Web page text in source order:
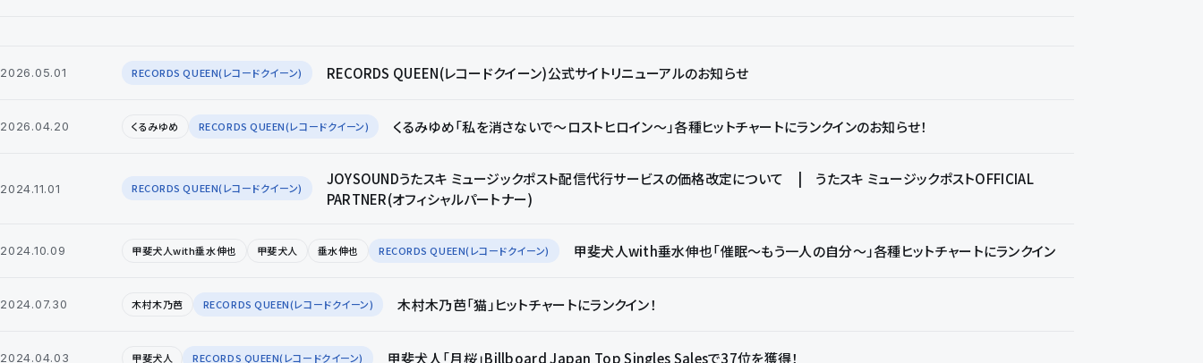
2026.05.01 RECORDS QUEEN(レコードクイーン) RECORDS QUEEN(レコードクイーン)公式サイトリニューアルのお知らせ
2026.04.20 くるみゆめ RECORDS QUEEN(レコードクイーン) くるみゆめ「私を消さないで～ロストヒロイン～」各種ヒットチャートにランクインのお知らせ！
2024.11.01 RECORDS QUEEN(レコードクイーン)
JOYSOUNDうたスキ ミュージックポスト配信代行サービスの価格改定について | うたスキ ミュージックポストOFFICIAL
PARTNER(オフィシャルパートナー)
2024.10.09 甲斐犬人with垂水伸也 甲斐犬人 垂水伸也 RECORDS QUEEN(レコードクイーン) 甲斐犬人with垂水伸也「催眠～もう一人の自分～」各種ヒットチャートにランクイン
2024.07.30 木村木乃芭 RECORDS QUEEN(レコードクイーン) 木村木乃芭「猫」ヒットチャートにランクイン！
2024.04.03 甲斐犬人 RECORDS QUEEN(レコードクイーン) 甲斐犬人「月桜」Billboard Japan Top Singles Salesで37位を獲得！